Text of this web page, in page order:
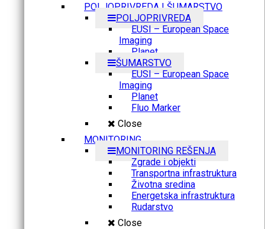
POLJOPRIVREDA I ŠUMARSTVO
POLJOPRIVREDA
EUSI – European Space
Imaging
Planet
ŠUMARSTVO
EUSI – European Space
Imaging
Planet
Fluo Marker
Close
MONITORING
MONITORING REŠENJA
Zgrade i objekti
Transportna infrastruktura
Životna sredina
Energetska infrastruktura
Rudarstvo
Close